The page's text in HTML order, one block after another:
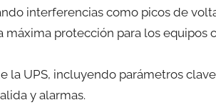
interferencias como picos de
protección para los equipos
la UPS, incluyendo parámetros
y alarmas.